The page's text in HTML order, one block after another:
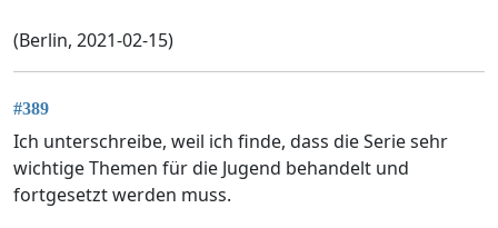
(Berlin, 2021-02-15)
#389
Ich unterschreibe, weil ich finde, dass die Serie sehr
wichtige Themen für die Jugend behandelt und
fortgesetzt werden muss.